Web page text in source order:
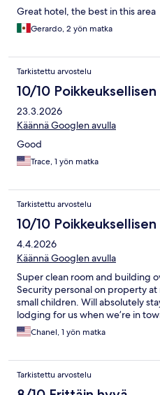
Great hotel, the best in this area
Gerardo, 2 yön matka
Tarkistettu arvostelu
10/10
23.3.2026
Käännä Googlen avulla
Good
Trace, 1 yön matka
Tarkistettu arvostelu
10/10
4.4.2026
Käännä Googlen avulla
Super clean room and building
Security personal on property
small children. Will absolutely
lodging for us when we’re in
Chanel, 1 yön matka
Tarkistettu arvostelu